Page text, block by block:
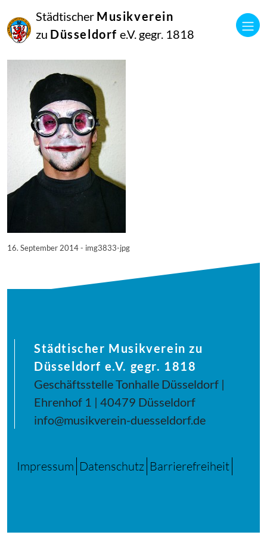
Städtischer Musikverein
zu Düsseldorf e.V. gegr. 1818
September
2014
Manfred Hill
16. September 2014 - img3833-jpg
Städtischer Musikverein zu
Düsseldorf e.V. gegr. 1818
Geschäftsstelle Tonhalle Düsseldorf |
Ehrenhof 1 | 40479 Düsseldorf
info@musikverein-duesseldorf.de
Impressum Datenschutz Barrierefreiheit